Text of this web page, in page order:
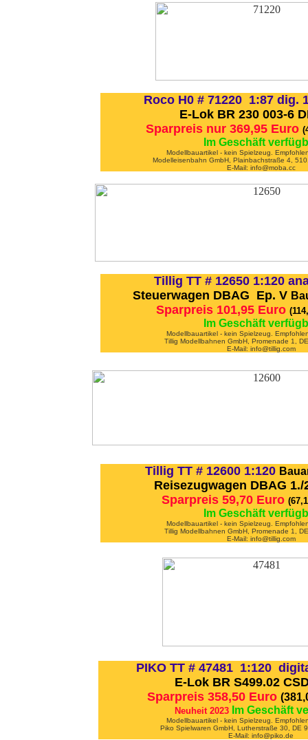
Roco H0 # 71220 1:87 dig.
E-Lok BR 230 003-6
Sparpreis nur 369,95 Euro
Im Geschäft
Modellbauartikel - kein Spielzeug.
Modelleisenbahn GmbH, Plainbachstraße 4,
E-Mail: info@moba.cc
Tillig TT # 12650 1:120
Steuerwagen DBAG Ep. V
Sparpreis 101,95 Euro
Im Geschäft
Modellbauartikel - kein Spielzeug.
Tillig Modellbahnen GmbH, Promenade 1,
E-Mail: info@tillig.com
Tillig TT # 12600 1:120
Reisezugwagen DBAG 1./
Sparpreis 59,70 Euro
Im Geschäft
Modellbauartikel - kein Spielzeug.
Tillig Modellbahnen GmbH, Promenade 1,
E-Mail: info@tillig.com
PIKO TT # 47481 1:120
E-Lok BR S499.02
Sparpreis 358,50 Euro
Neuheit 2023 Im Geschäft
Modellbauartikel - kein Spielzeug.
Piko Spielwaren GmbH, Lutherstraße 30, DE
E-Mail: info@piko.de